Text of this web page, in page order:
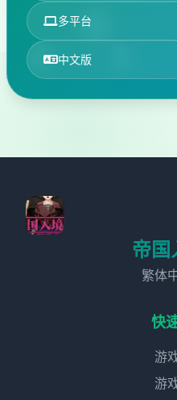
多平台
中文版
帝国
繁体
快
游
游